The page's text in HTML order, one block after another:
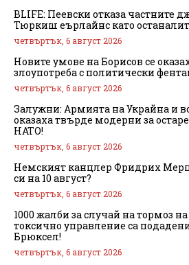
BLIFE: Пеевски отказа частните
Тюркиш еърлайнс като
четвъртък, 6 август 2026
Новите умове на Борисов се
злоупотреба с политически
четвъртък, 6 август 2026
Залужни: Армията на Украйна и
оказаха твърде модерни за
НАТО!
четвъртък, 6 август 2026
Немският канцлер Фридрих Мерц
си на 10 август?
четвъртък, 6 август 2026
1000 жалби за случай на тормоз
токсично управление са
Брюксел!
четвъртък, 6 август 2026